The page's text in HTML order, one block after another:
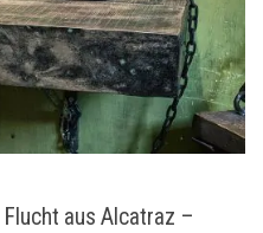
aus Alcatraz –